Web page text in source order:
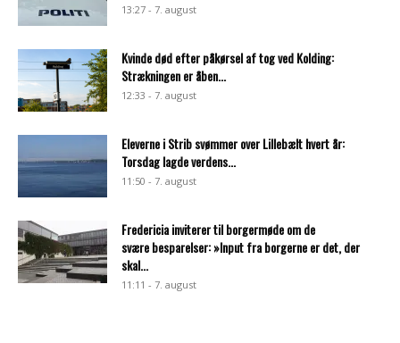
13:27 - 7. august
Kvinde død efter påkørsel af tog ved Kolding:
Strækningen er åben...
12:33 - 7. august
Eleverne i Strib svømmer over Lillebælt hvert år:
Torsdag lagde verdens...
11:50 - 7. august
Fredericia inviterer til borgermøde om de
svære besparelser: »Input fra borgerne er det, der
skal...
11:11 - 7. august